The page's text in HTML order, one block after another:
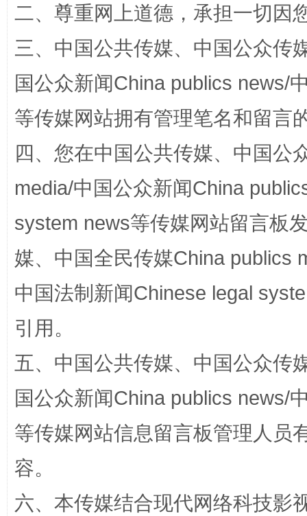
阿坝州三大球赛在茂县开幕 规模
扯下公款旅游的“隐身衣” 如何以
二、尊重网上道德，承担一切因
三、中国公共传媒、中国公众传
国公众新闻China publics news/
等传媒网站拥有管理笔名和留言
四、您在中国公共传媒、中国公
media/中国公众新闻China
system news等传媒网站留言板
媒、中国全民传媒China publics
中国法制新闻Chinese legal
引用。
五、中国公共传媒、中国公众传
国公众新闻China publics news/
等传媒网站信息留言板管理人员
容。
六、本传媒结合现代网络科技影